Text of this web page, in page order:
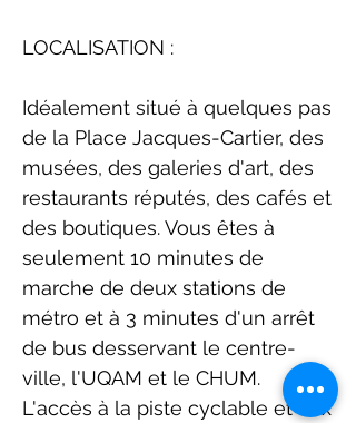
LOCALISATION :
Idéalement situé à quelques pas
de la Place Jacques-Cartier, des
musées, des galeries d'art, des
restaurants réputés, des cafés et
des boutiques. Vous êtes à
seulement 10 minutes de
marche de deux stations de
métro et à 3 minutes d'un arrêt
de bus desservant le centre-
ville, l'UQAM et le CHUM.
L'accès à la piste cyclable et aux